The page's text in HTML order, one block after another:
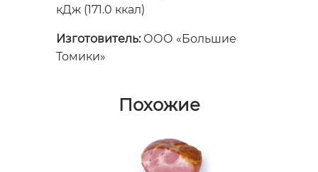
кДж (171.0 ккал)
Изготовитель: ООО «Большие
Томики»
Похожие